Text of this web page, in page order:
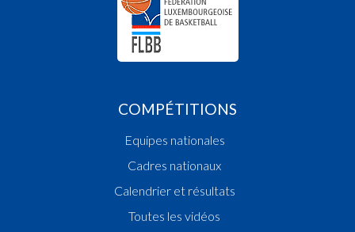
COMPÉTITIONS
Equipes nationales
Cadres nationaux
Calendrier et résultats
Toutes les vidéos